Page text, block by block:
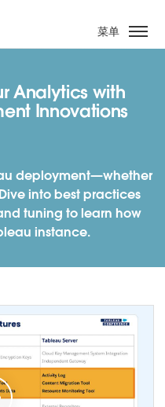
菜单
Analytics with
Innovations
deployment—whether
into best practices
tuning to learn how
instance.